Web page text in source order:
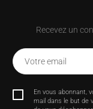
Recevez un
Votre email
En vous abonnant,
mail dans le but de